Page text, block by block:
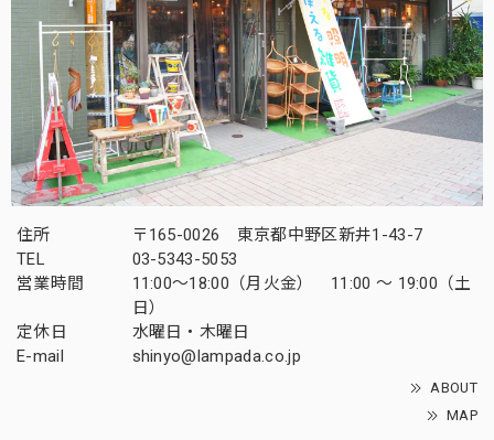
住所
〒165-0026 東京都中野区新井1-43-7
TEL
03-5343-5053
営業時間
11:00～18:00（月火金） 11:00 ～ 19:00（土
日）
定休日
水曜日・木曜日
E-mail
shinyo@lampada.co.jp
ABOUT
MAP